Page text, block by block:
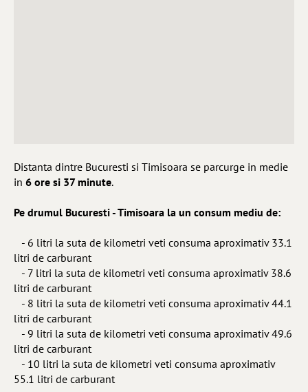
Distanta dintre Bucuresti si Timisoara se parcurge in medie
in 6 ore si 37 minute.
Pe drumul Bucuresti - Timisoara la un consum mediu de:
- 6 litri la suta de kilometri veti consuma aproximativ 33.1
litri de carburant
- 7 litri la suta de kilometri veti consuma aproximativ 38.6
litri de carburant
- 8 litri la suta de kilometri veti consuma aproximativ 44.1
litri de carburant
- 9 litri la suta de kilometri veti consuma aproximativ 49.6
litri de carburant
- 10 litri la suta de kilometri veti consuma aproximativ
55.1 litri de carburant